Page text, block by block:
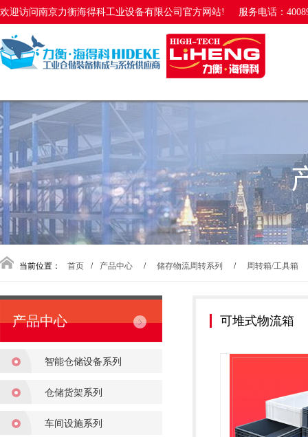
欢迎访问南京力衡海得科工业设备有限公司官方网站! 服务电话：
当前位置： 首页 / 产品中心 / 储存物流周转系列 / 周转箱/工具箱
产品中心
智能仓储设备系列
仓储货架系列
车间设施系列
可堆式物流箱